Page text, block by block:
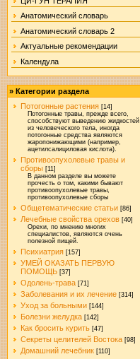
Анатомический словарь
Анатомический словарь 2
Актуальные рекомендации
Календула
» Категории раздела
Потогонные растения [14]
Потогонные травы, прежде всего,
способствуют выведению жидкостей
из человеческого тела, иногда
потогонные средства являются
жаропонижающими (например,
ацетилсалициловая кислота).
Противоопухолевые травы и
сборы [11]
В данном разделе вы можете
прочесть о том, какими бывают
противоопухолевые травы,
противоопухолевые сборы
Общетематические статьи [86]
Лечебные свойства орехов [40]
Орехи, по мнению многих
специалистов, являются очень
полезной пищей.
Психиатрия [157]
УМЕЙ ОКАЗАТЬ ПЕРВУЮ
ПОМОЩЬ [37]
Одолень-трава [71]
Заболевания и их лечение [314]
Уход за больными [144]
Болезни желудка [142]
Как бросить курить [47]
Секреты целителей Востока [98]
Домашний лечебник [110]